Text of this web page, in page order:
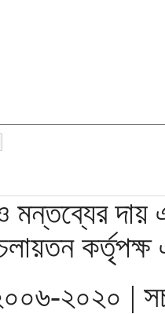
মন্তব্যের দায়
২০২০ |